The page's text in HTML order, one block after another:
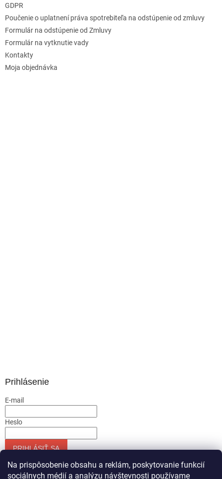
Na prispôsobenie obsahu a reklám, poskytovanie funkcií
sociálnych médií a analýzu návštevnosti používame
GDPR
Poučenie o uplatnení práva spotrebiteľa na odstúpenie od zmluvy
Formulár na odstúpenie od Zmluvy
Formulár na vytknutie vady
Kontakty
Moja objednávka
Prihlásenie
E-mail
Heslo
PRIHLÁSIŤ SA
Nová registráciaZabudnuté heslo